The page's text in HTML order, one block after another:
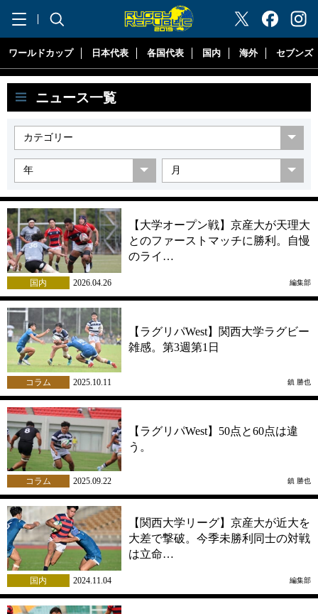
"ラグビーリパブリック"
ワールドカップ 日本代表 各国代表 国内 海外 セブンズ
ニュース一覧
【大学オープン戦】京産大が天理大
とのファーストマッチに勝利。自慢
のライ…
国内 2026.04.26 編集部
【ラグリパWest】関西大学ラグビー
雑感。第3週第1日
コラム 2025.10.11 鎮 勝也
【ラグリパWest】50点と60点は違
う。
コラム 2025.09.22 鎮 勝也
【関西大学リーグ】京産大が近大を
大差で撃破。今季未勝利同士の対戦
は立命…
国内 2024.11.04 編集部